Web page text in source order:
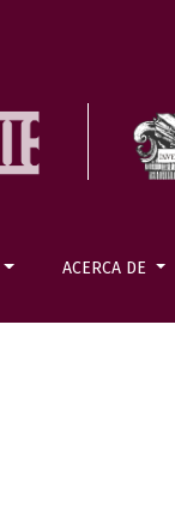
ACERCA DE